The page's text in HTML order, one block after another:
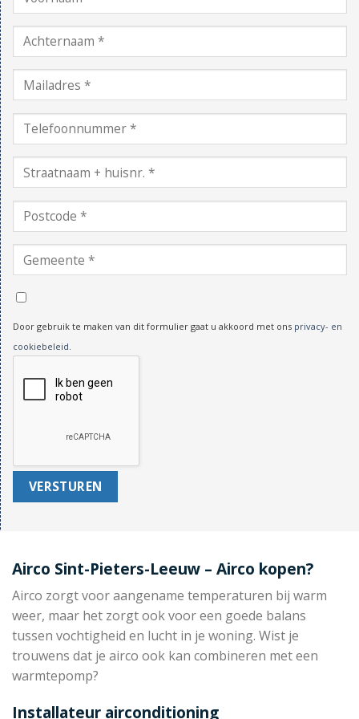
Door gebruik te maken van dit formulier gaat u akkoord met ons privacy- en
cookiebeleid
Airco Sint-Pieters-Leeuw – Airco kopen?
Airco zorgt voor aangename temperaturen bij warm
weer, maar het zorgt ook voor een goede balans
tussen vochtigheid en lucht in je woning. Wist je
trouwens dat je airco ook kan combineren met een
warmtepomp?
Installateur airconditioning